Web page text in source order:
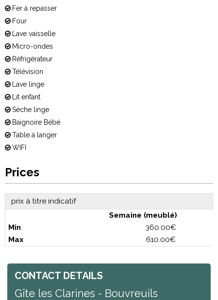
Fer à repasser
Four
Lave vaisselle
Micro-ondes
Réfrigérateur
Télévision
Lave linge
Lit enfant
Sèche linge
Baignoire Bébé
Table à langer
WIFI
Prices
prix à titre indicatif
Semaine (meublé)
360.00€
610.00€
CONTACT DETAILS
Gîte les Clarines - Bouvreuils